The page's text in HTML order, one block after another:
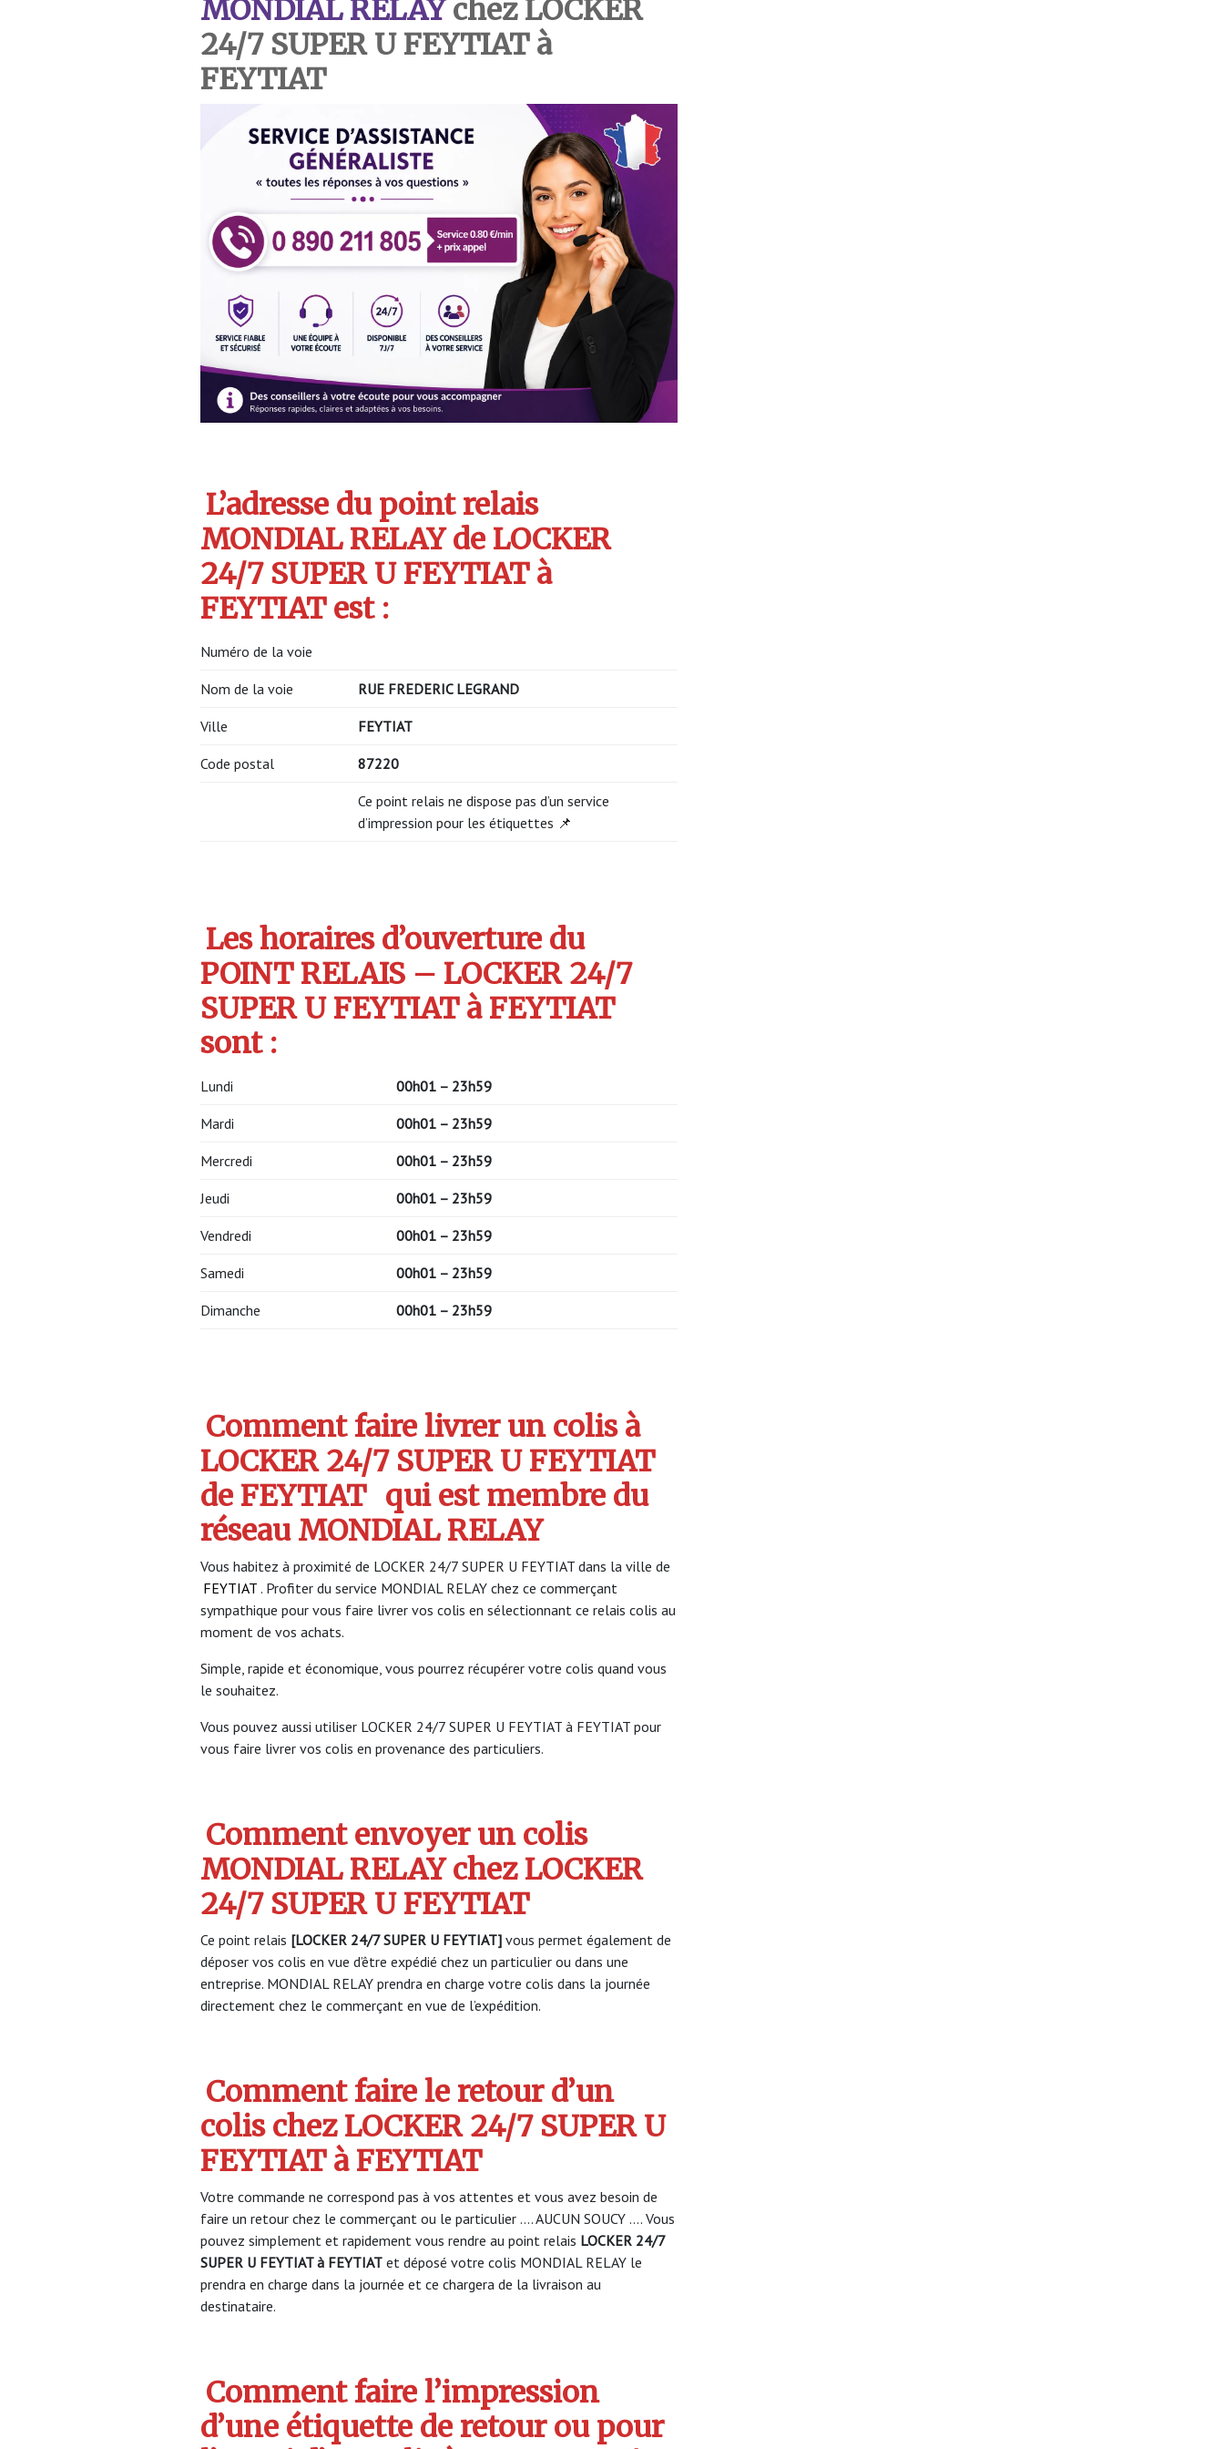
MONDIAL RELAYchez LOCKER
24/7 SUPER U FEYTIAT à
FEYTIAT
L’adresse du point relais
MONDIAL RELAY de LOCKER
24/7 SUPER U FEYTIAT à
FEYTIAT est :
Numéro de la voie
Nom de la voie RUE FREDERIC LEGRAND
Ville FEYTIAT
Code postal 87220
Ce point relais ne dispose pas d’un service
d’impression pour les étiquettes 📌
Les horaires d’ouverture du
POINT RELAIS – LOCKER 24/7
SUPER U FEYTIAT à FEYTIAT
sont :
Lundi 00h01 – 23h59
Mardi 00h01 – 23h59
Mercredi 00h01 – 23h59
Jeudi 00h01 – 23h59
Vendredi 00h01 – 23h59
Samedi 00h01 – 23h59
Dimanche 00h01 – 23h59
Comment faire livrer un colis à
LOCKER 24/7 SUPER U FEYTIAT
de FEYTIAT qui est membre du
réseau MONDIAL RELAY
Vous habitez à proximité de LOCKER 24/7 SUPER U FEYTIAT dans la ville de
FEYTIAT . Profiter du service MONDIAL RELAY chez ce commerçant
sympathique pour vous faire livrer vos colis en sélectionnant ce relais colis au
moment de vos achats.
Simple, rapide et économique, vous pourrez récupérer votre colis quand vous
le souhaitez.
Vous pouvez aussi utiliser LOCKER 24/7 SUPER U FEYTIAT à FEYTIAT pour
vous faire livrer vos colis en provenance des particuliers.
Comment envoyer un colis
MONDIAL RELAY chez LOCKER
24/7 SUPER U FEYTIAT
Ce point relais [LOCKER 24/7 SUPER U FEYTIAT] vous permet également de
déposer vos colis en vue d’être expédié chez un particulier ou dans une
entreprise. MONDIAL RELAY prendra en charge votre colis dans la journée
directement chez le commerçant en vue de l’expédition.
Comment faire le retour d’un
colis chez LOCKER 24/7 SUPER U
FEYTIAT à FEYTIAT
Votre commande ne correspond pas à vos attentes et vous avez besoin de
faire un retour chez le commerçant ou le particulier …. AUCUN SOUCY …. Vous
pouvez simplement et rapidement vous rendre au point relais LOCKER 24/7
SUPER U FEYTIAT à FEYTIAT et déposé votre colis MONDIAL RELAY le
prendra en charge dans la journée et ce chargera de la livraison au
destinataire.
Comment faire l’impression
d’une étiquette de retour ou pour